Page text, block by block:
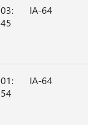
03:
45
IA-64
01:
54
IA-64